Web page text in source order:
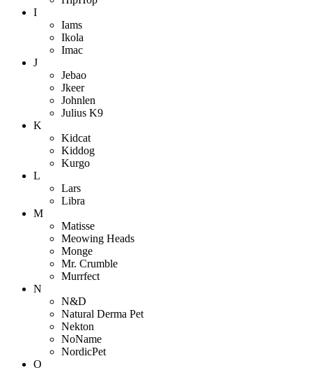
I
Iams
Ikola
Imac
J
Jebao
Jkeer
Johnlen
Julius K9
K
Kidcat
Kiddog
Kurgo
L
Lars
Libra
M
Matisse
Meowing Heads
Monge
Mr. Crumble
Murrfect
N
N&D
Natural Derma Pet
Nekton
NoName
NordicPet
O